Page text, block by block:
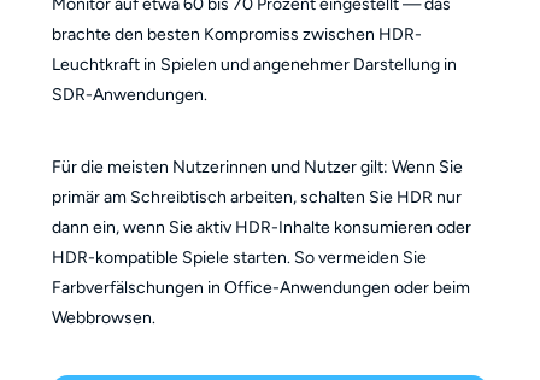
Monitor auf etwa 60 bis 70 Prozent eingestellt — das
brachte den besten Kompromiss zwischen HDR-
Leuchtkraft in Spielen und angenehmer Darstellung in
SDR-Anwendungen.
Für die meisten Nutzerinnen und Nutzer gilt: Wenn Sie
primär am Schreibtisch arbeiten, schalten Sie HDR nur
dann ein, wenn Sie aktiv HDR-Inhalte konsumieren oder
HDR-kompatible Spiele starten. So vermeiden Sie
Farbverfälschungen in Office-Anwendungen oder beim
Webbrowsen.